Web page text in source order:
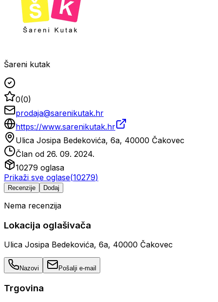
Šareni kutak
0(0)
prodaja@sarenikutak.hr
https://www.sarenikutak.hr
Ulica Josipa Bedekovića, 6a, 40000 Čakovec
Član od 26. 09. 2024.
10279 oglasa
Prikaži sve oglase(10279)
Recenzije Dodaj
Nema recenzija
Lokacija oglašivača
Ulica Josipa Bedekovića, 6a, 40000 Čakovec
Nazovi Pošalji e-mail
Trgovina